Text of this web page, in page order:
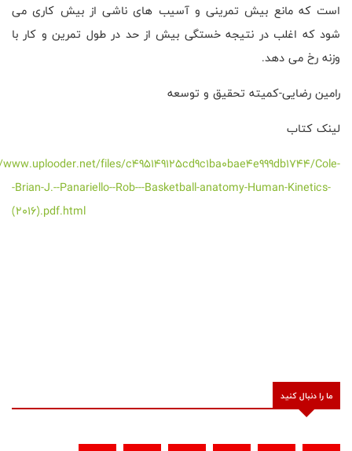
است که مانع بیش تمرینی و آسیب های ناشی از بیش کاری می
شود که اغلب در نتیجه خستگی بیش از حد در طول تمرین و کار با
وزنه رخ می دهد.
رامین رضایی-کمیته تحقیق و توسعه
لینک کتاب
files/c495149125cd9c1ba0bae4e999db1744/Cole-
-Brian-J.--Panariello--Rob---Basketball-anatomy-Human-Kinetics-
(2016).pdf.html
ما را دنبال کنید